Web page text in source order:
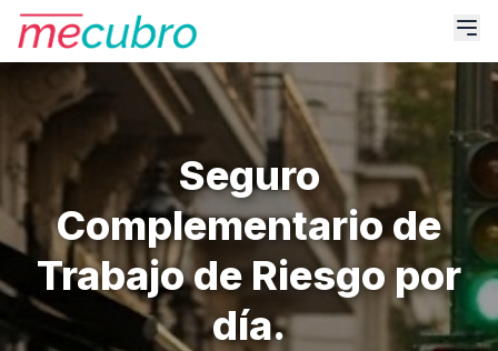
Seguro
Complementario de
Trabajo de Riesgo por
día.